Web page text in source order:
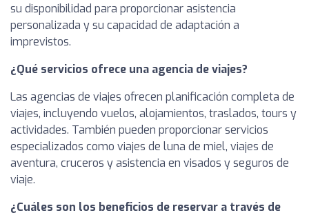
su disponibilidad para proporcionar asistencia
personalizada y su capacidad de adaptación a
imprevistos.
¿Qué servicios ofrece una agencia de viajes?
Las agencias de viajes ofrecen planificación completa de
viajes, incluyendo vuelos, alojamientos, traslados, tours y
actividades. También pueden proporcionar servicios
especializados como viajes de luna de miel, viajes de
aventura, cruceros y asistencia en visados y seguros de
viaje.
¿Cuáles son los beneficios de reservar a través de